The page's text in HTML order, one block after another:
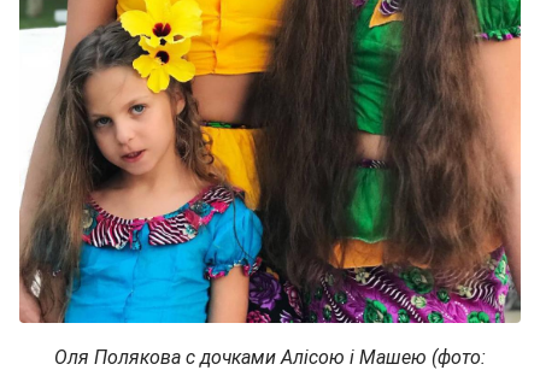
Оля Полякова с дочками Алісою і Машею (фото: